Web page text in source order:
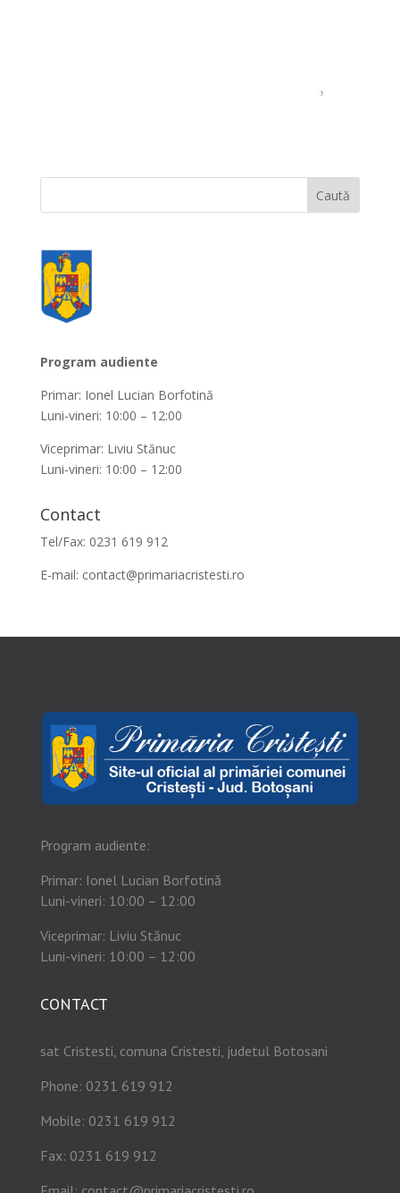
Program audiente
Primar: Ionel Lucian Borfotină
Luni-vineri: 10:00 – 12:00
Viceprimar: Liviu Stănuc
Luni-vineri: 10:00 – 12:00
Contact
Tel/Fax: 0231 619 912
E-mail: contact@primariacristesti.ro
Program audiente:
Primar: Ionel Lucian Borfotină
Luni-vineri: 10:00 – 12:00
Viceprimar: Liviu Stănuc
Luni-vineri: 10:00 – 12:00
CONTACT
sat Cristesti, comuna Cristesti, judetul Botosani
Phone: 0231 619 912
Mobile: 0231 619 912
Fax: 0231 619 912